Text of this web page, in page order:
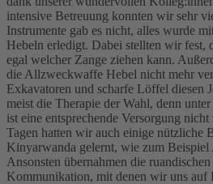
intensive Betreuung konnten wir sehr
Instrumente gab es nicht, alles wurde
Hebeln erledigt. Dabei stellten wir fest,
egal welcher Zange ziehen kann.
die Allzweckwaffe Hebel nicht mehr
Exkavatoren und scharfe Löffel diesen
meist die Therapie der Wahl, denn
ist eine entsprechende Versorgung
Tagen hatten wir auch einige nützliche
Kinyarwanda gelernt, wie zum Beispiel
Ansonsten übernahmen die
Kommunikation, mit denen wir uns auf